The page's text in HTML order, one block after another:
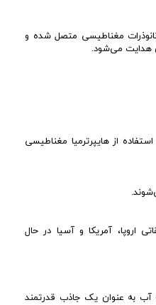
نانوذرات مغناطیسی متصل شده و
هدایت می‌شود.
از هایپرترمیا مغناطیسی
اروپا، آمریکا و آسیا در حال
به عنوان یک جاذب قدرتمند